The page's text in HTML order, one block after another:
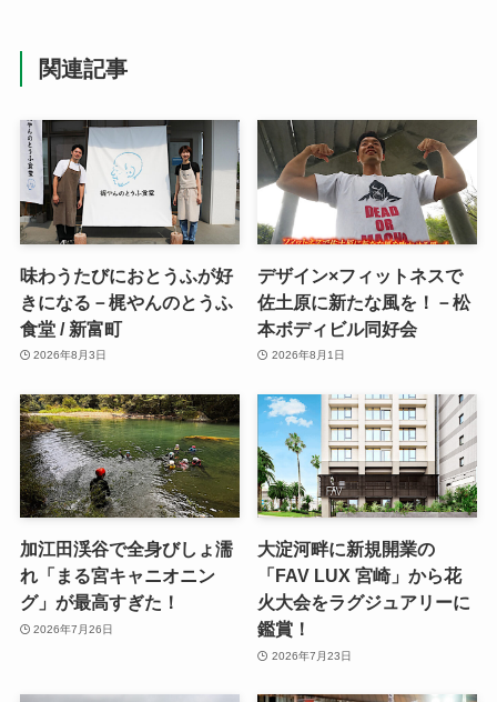
関連記事
味わうたびにおとうふが好
きになる－梶やんのとうふ
食堂 / 新富町
2026年8月3日
デザイン×フィットネスで
佐土原に新たな風を！－松
本ボディビル同好会
2026年8月1日
加江田渓谷で全身びしょ濡
れ「まる宮キャニオニン
グ」が最高すぎた！
2026年7月26日
大淀河畔に新規開業の
「FAV LUX 宮崎」から花
火大会をラグジュアリーに
鑑賞！
2026年7月23日